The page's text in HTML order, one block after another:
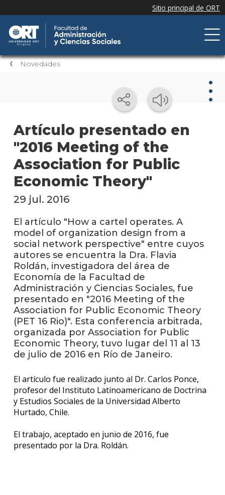
Novedades
Artículo presentado en
"2016 Meeting of the
Association for Public
Economic Theory"
29 jul. 2016
El artículo "How a cartel operates. A
model of organization design from a
social network perspective" entre cuyos
autores se encuentra la Dra. Flavia
Roldán, investigadora del área de
Economía de la Facultad de
Administración y Ciencias Sociales, fue
presentado en "2016 Meeting of the
Association for Public Economic Theory
(PET 16 Rio)". Esta conferencia arbitrada,
organizada por Association for Public
Economic Theory, tuvo lugar del 11 al 13
de julio de 2016 en Río de Janeiro.
El artículo fue realizado junto al Dr. Carlos Ponce,
profesor del Instituto Latinoamericano de Doctrina
y Estudios Sociales de la Universidad Alberto
Hurtado, Chile.
El trabajo, aceptado en junio de 2016, fue
presentado por la Dra. Roldán.